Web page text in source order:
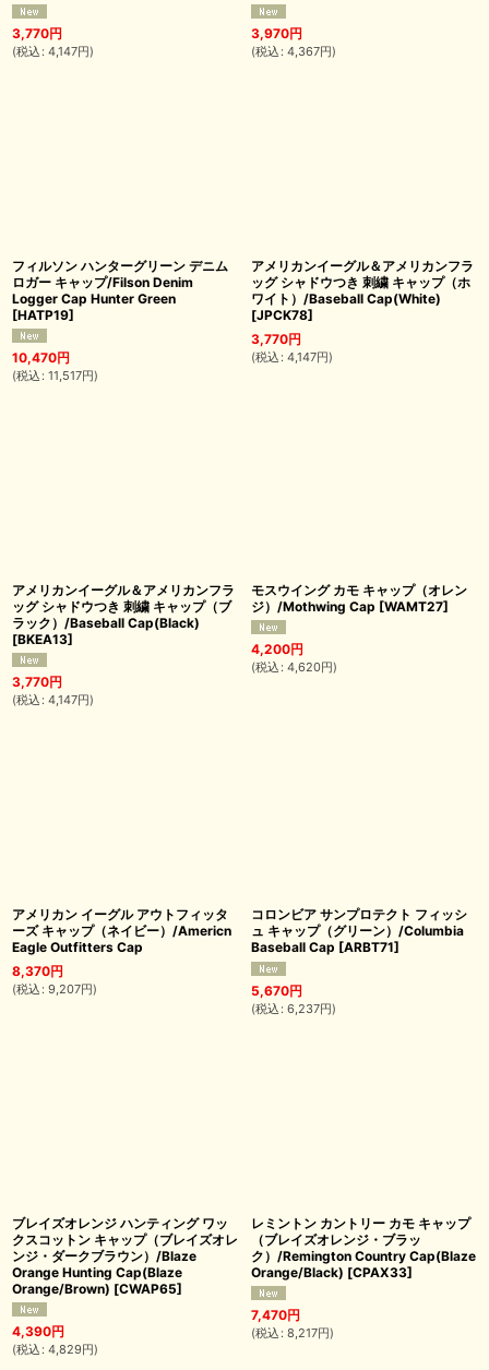
3,770円
(税込 : 4,147円)
3,970円
(税込 : 4,367円)
フィルソン ハンターグリーン デニム
ロガー キャップ/Filson Denim
Logger Cap Hunter Green
[HATP19]
10,470円
(税込 : 11,517円)
アメリカンイーグル＆アメリカンフラ
ッグ シャドウつき 刺繍 キャップ（ホ
ワイト）/Baseball Cap(White)
[JPCK78]
3,770円
(税込 : 4,147円)
アメリカンイーグル＆アメリカンフラ
ッグ シャドウつき 刺繍 キャップ（ブ
ラック）/Baseball Cap(Black)
[BKEA13]
3,770円
(税込 : 4,147円)
モスウイング カモ キャップ（オレン
ジ）/Mothwing Cap [WAMT27]
4,200円
(税込 : 4,620円)
アメリカン イーグル アウトフィッタ
ーズ キャップ（ネイビー）/Americn
Eagle Outfitters Cap
8,370円
(税込 : 9,207円)
コロンビア サンプロテクト フィッシ
ュ キャップ（グリーン）/Columbia
Baseball Cap [ARBT71]
5,670円
(税込 : 6,237円)
ブレイズオレンジ ハンティング ワッ
クスコットン キャップ（ブレイズオレ
ンジ・ダークブラウン）/Blaze
Orange Hunting Cap(Blaze
Orange/Brown) [CWAP65]
4,390円
(税込 : 4,829円)
レミントン カントリー カモ キャップ
（ブレイズオレンジ・ブラッ
ク）/Remington Country Cap(Blaze
Orange/Black) [CPAX33]
7,470円
(税込 : 8,217円)